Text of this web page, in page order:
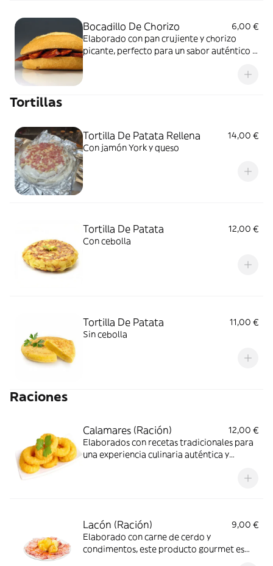
Bocadillo De Chorizo
6,00 €
Elaborado con pan crujiente y chorizo
picante, perfecto para un sabor auténtico y
Tortillas
Tortilla De Patata Rellena
14,00 €
Con jamón York y queso
Tortilla De Patata
12,00 €
Con cebolla
Tortilla De Patata
11,00 €
Sin cebolla
Raciones
Calamares (Ración)
12,00 €
Elaborados con recetas tradicionales para
una experiencia culinaria auténtica y
Lacón (Ración)
9,00 €
Elaborado con carne de cerdo y
condimentos, este producto gourmet es